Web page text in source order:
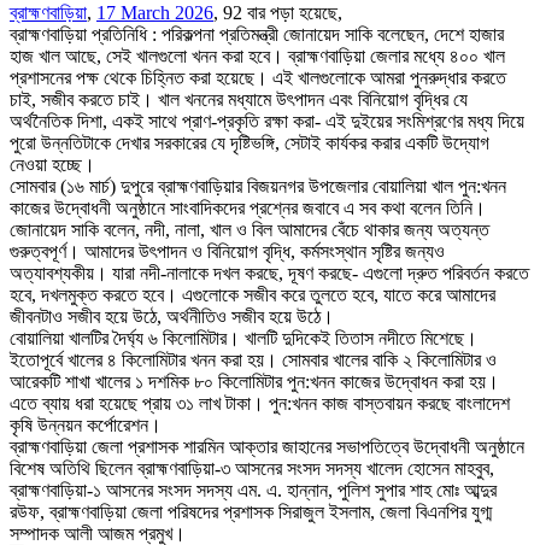
ব্রাহ্মণবাড়িয়া, 17 March 2026, 92 বার পড়া হয়েছে,
ব্রাহ্মণবাড়িয়া প্রতিনিধি : পরিকল্পনা প্রতিমন্ত্রী জোনায়েদ সাকি বলেছেন, দেশে হাজার
হাজ খাল আছে, সেই খালগুলো খনন করা হবে। ব্রাহ্মণবাড়িয়া জেলার মধ্যে ৪০০ খাল
প্রশাসনের পক্ষ থেকে চিহ্নিত করা হয়েছে। এই খালগুলোকে আমরা পুনরুদ্ধার করতে
চাই, সজীব করতে চাই। খাল খননের মধ্যামে উৎপাদন এবং বিনিয়োগ বৃদ্ধির যে
অর্থনৈতিক দিশা, একই সাথে প্রাণ-প্রকৃতি রক্ষা করা- এই দুইয়ের সংমিশ্রণের মধ্য দিয়ে
পুরো উন্নতিটাকে দেখার সরকারের যে দৃষ্টিভঙ্গি, সেটাই কার্যকর করার একটি উদ্যোগ
নেওয়া হচ্ছে।
সোমবার (১৬ মার্চ) দুপুরে ব্রাহ্মণবাড়িয়ার বিজয়নগর উপজেলার বোয়ালিয়া খাল পুন:খনন
কাজের উদ্বোধনী অনুষ্ঠানে সাংবাদিকদের প্রশ্নের জবাবে এ সব কথা বলেন তিনি।
জোনায়েদ সাকি বলেন, নদী, নালা, খাল ও বিল আমাদের বেঁচে থাকার জন্য অত্যন্ত
গুরুত্বপূর্ণ। আমাদের উৎপাদন ও বিনিয়োগ বৃদ্ধি, কর্মসংস্থান সৃষ্টির জন্যও
অত্যাবশ্যকীয়। যারা নদী-নালাকে দখল করছে, দূষণ করছে- এগুলো দ্রুত পরিবর্তন করতে
হবে, দখলমুক্ত করতে হবে। এগুলোকে সজীব করে তুলতে হবে, যাতে করে আমাদের
জীবনটাও সজীব হয়ে উঠে, অর্থনীতিও সজীব হয়ে উঠে।
বোয়ালিয়া খালটির দৈর্ঘ্য ৬ কিলোমিটার। খালটি দুদিকেই তিতাস নদীতে মিশেছে।
ইতোপূর্বে খালের ৪ কিলোমিটার খনন করা হয়। সোমবার খালের বাকি ২ কিলোমিটার ও
আরেকটি শাখা খালের ১ দশমিক ৮০ কিলোমিটার পুন:খনন কাজের উদ্বোধন করা হয়।
এতে ব্যায় ধরা হয়েছে প্রায় ৩১ লাখ টাকা। পুন:খনন কাজ বাস্তবায়ন করছে বাংলাদেশ
কৃষি উন্নয়ন কর্পোরেশন।
ব্রাহ্মণবাড়িয়া জেলা প্রশাসক শারমিন আক্তার জাহানের সভাপতিত্বে উদ্বোধনী অনুষ্ঠানে
বিশেষ অতিথি ছিলেন ব্রাহ্মণবাড়িয়া-৩ আসনের সংসদ সদস্য খালেদ হোসেন মাহবুব,
ব্রাহ্মণবাড়িয়া-১ আসনের সংসদ সদস্য এম. এ. হান্নান, পুলিশ সুপার শাহ মোঃ আব্দুর
রউফ, ব্রাহ্মণবাড়িয়া জেলা পরিষদের প্রশাসক সিরাজুল ইসলাম, জেলা বিএনপির যুগ্ম
সম্পাদক আলী আজম প্রমুখ।